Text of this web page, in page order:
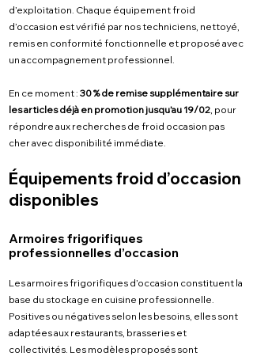
d’exploitation. Chaque équipement froid
d’occasion est vérifié par nos techniciens, nettoyé,
remis en conformité fonctionnelle et proposé avec
un accompagnement professionnel.
En ce moment : 30 % de remise supplémentaire sur
les articles déjà en promotion jusqu’au 19/02 , pour
répondre aux recherches de froid occasion pas
cher avec disponibilité immédiate.
Équipements froid d’occasion
disponibles
Armoires frigorifiques
professionnelles d’occasion
Les armoires frigorifiques d’occasion constituent la
base du stockage en cuisine professionnelle.
Positives ou négatives selon les besoins, elles sont
adaptées aux restaurants, brasseries et
collectivités. Les modèles proposés sont